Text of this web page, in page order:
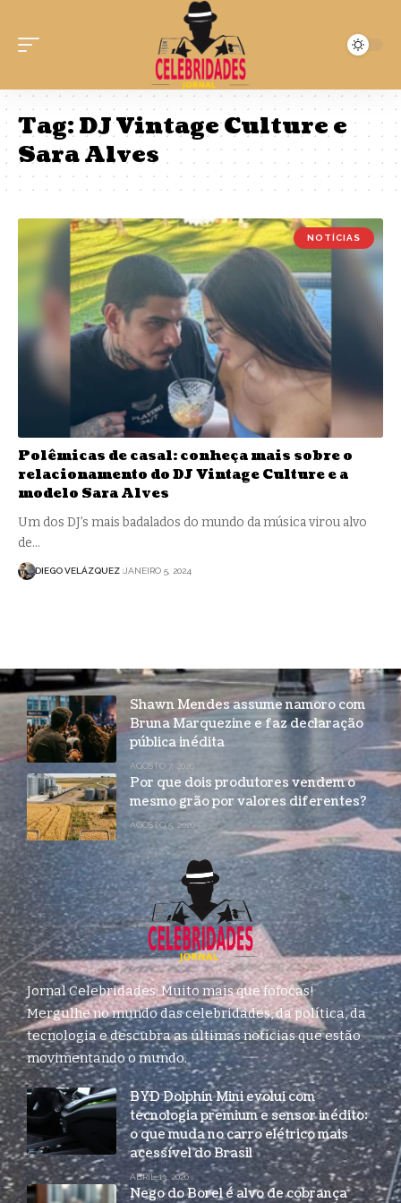
Tag:DJ Vintage Culture e
Sara Alves
NOTÍCIAS
Polêmicas de casal: conheça mais sobre o
relacionamento do DJ Vintage Culture e a
modelo Sara Alves
Um dos DJ’s mais badalados do mundo da música virou alvo
de…
DIEGO VELÁZQUEZ JANEIRO 5, 2024
Shawn Mendes assume namoro com
Bruna Marquezine e faz declaração
pública inédita
AGOSTO 7, 2026
Por que dois produtores vendem o
mesmo grão por valores diferentes?
AGOSTO 5, 2026
Jornal Celebridades: Muito mais que fofocas!
Mergulhe no mundo das celebridades, da política, da
tecnologia e descubra as últimas notícias que estão
movimentando o mundo.
BYD Dolphin Mini evolui com
tecnologia premium e sensor inédito:
o que muda no carro elétrico mais
acessível do Brasil
ABRIL 13, 2026
Nego do Borel é alvo de cobrança